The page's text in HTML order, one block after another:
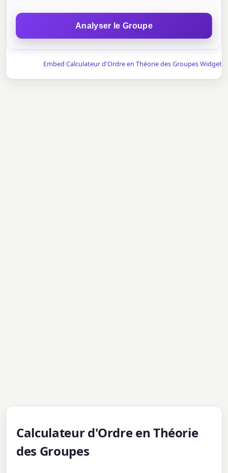
Analyser le Groupe
Embed Calculateur d'Ordre en Théorie des Groupes Widget
Calculateur d'Ordre en Théorie
des Groupes